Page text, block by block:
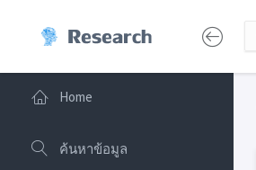
Home
ค้นหาข้อมูล